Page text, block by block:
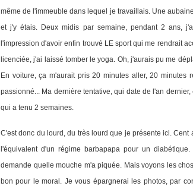
même de l'immeuble dans lequel je travaillais. Une
et j'y étais. Deux midis par semaine, pendant 2 ans,
l'impression d'avoir enfin trouvé LE sport qui me rendrait
licenciée, j'ai laissé tomber le yoga. Oh, j'aurais pu me
En voiture, ça m'aurait pris 20 minutes aller, 20 minutes
passionné... Ma dernière tentative, qui date de l'an
qui a tenu 2 semaines.
C'est donc du lourd, du très lourd que je présente ici.
l'équivalent d'un régime barbapapa pour un
demande quelle mouche m'a piquée. Mais voyons les
bon pour le moral. Je vous épargnerai les photos, par